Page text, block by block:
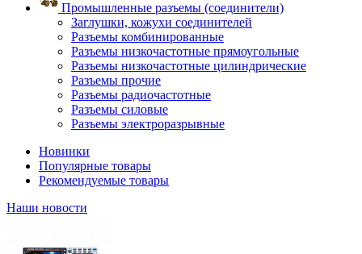
Промышленные разъемы (соединители)
Заглушки, кожухи соединителей
Разъемы комбинированные
Разъемы низкочастотные прямоугольные
Разъемы низкочастотные цилиндрические
Разъемы прочие
Разъемы радиочастотные
Разъемы силовые
Разъемы электроразрывные
Новинки
Популярные товары
Рекомендуемые товары
Наши новости